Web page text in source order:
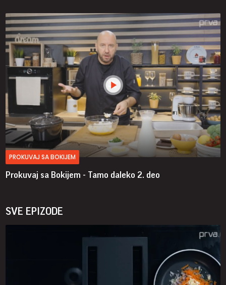
PROKUVAJ SA BOKIJEM
Prokuvaj sa Bokijem - Tamo daleko 2. deo
SVE EPIZODE